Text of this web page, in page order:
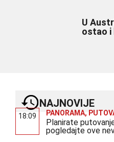
U
ostao i
NAJNOVIJE
18:09 PANORAMA,
Planirate
pogledajte ove